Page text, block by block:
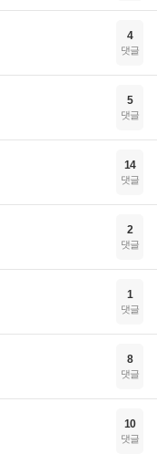
4
댓글
5
댓글
14
댓글
2
댓글
1
댓글
8
댓글
10
댓글